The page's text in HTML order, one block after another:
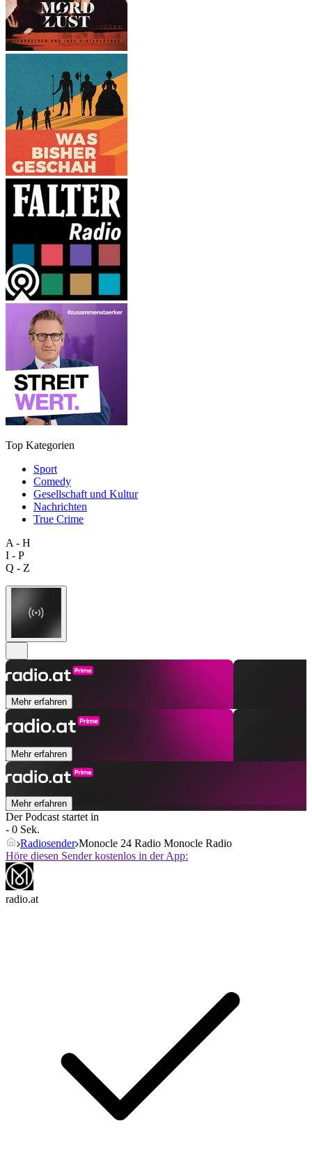
Top Kategorien
Sport
Comedy
Gesellschaft und Kultur
Nachrichten
True Crime
A - H
I - P
Q - Z
Mehr erfahren
Mehr erfahren
Mehr erfahren
Der Podcast startet in
- 0 Sek.
Radiosender Monocle 24 Radio Monocle Radio
Höre diesen Sender kostenlos in der App:
radio.at